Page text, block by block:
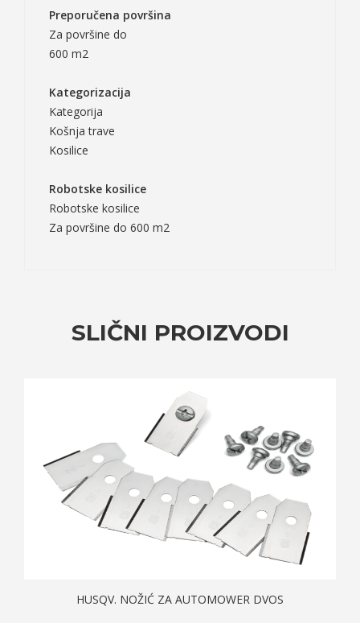
Preporučena površina
Za površine do
600 m2
Kategorizacija
Kategorija
Košnja trave
Kosilice
Robotske kosilice
Robotske kosilice
Za površine do 600 m2
SLIČNI PROIZVODI
HUSQV. NOŽIĆ ZA AUTOMOWER DVOS